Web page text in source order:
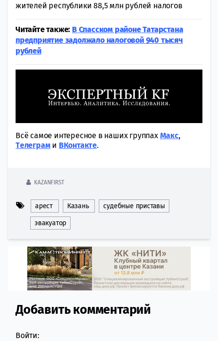
жителей республики 88,5 млн рублей налогов
Читайте также: В Спасском районе Татарстана
предприятие задолжало налоговой 940 тысяч
рублей
Всё самое интересное в наших группах Макс,
Tелеграми ВКонтакте.
KAZANFIRST
арест Казань судебные приставы
эвакуатор
Comment section
Добавить комментарий
Войти: